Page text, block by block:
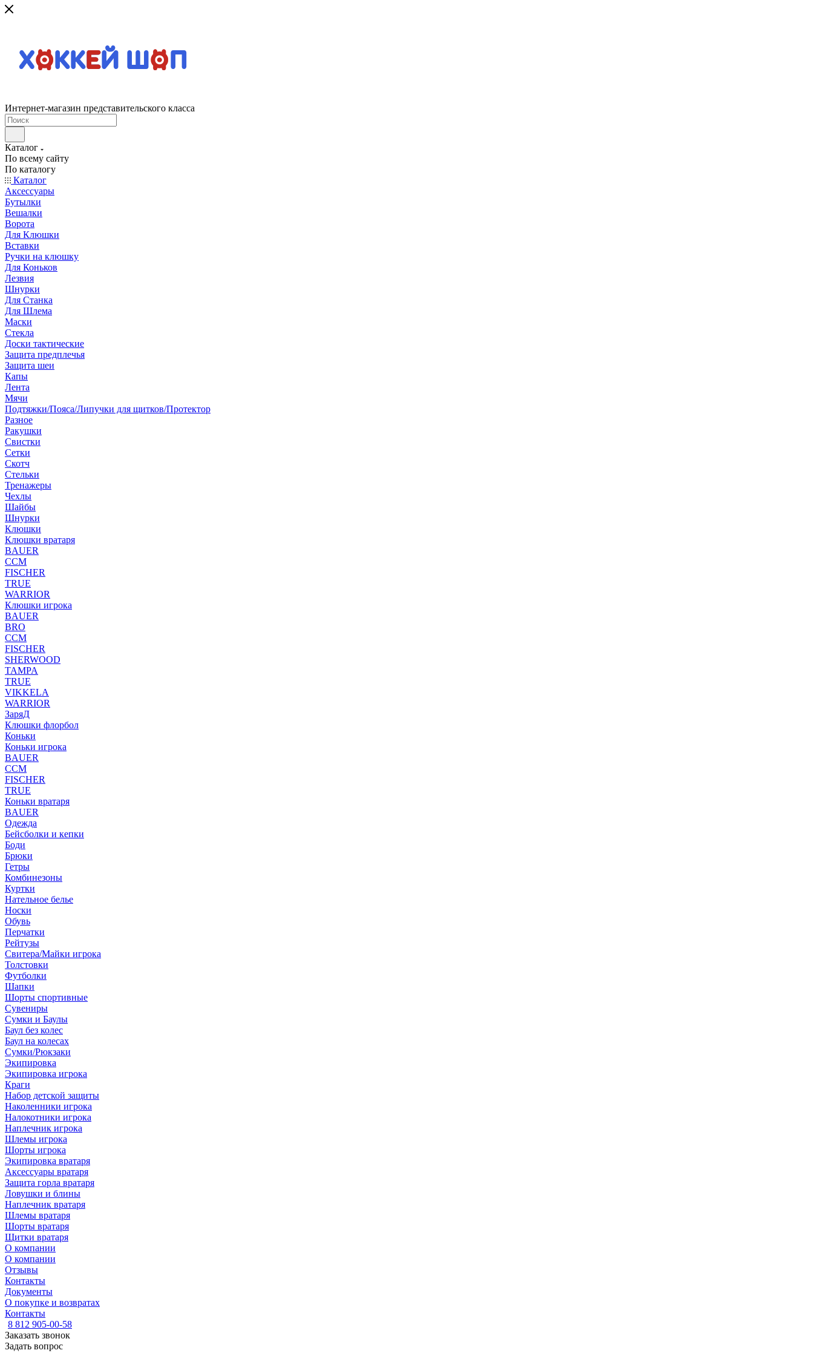
Интернет-магазин представительского класса
Каталог
По всему сайту
По каталогу
Каталог
Аксессуары
Бутылки
Вешалки
Ворота
Для Клюшки
Вставки
Ручки на клюшку
Для Коньков
Лезвия
Шнурки
Для Станка
Для Шлема
Маски
Стекла
Доски тактические
Защита предплечья
Защита шеи
Капы
Лента
Мячи
Подтяжки/Пояса/Липучки для щитков/Протектор
Разное
Ракушки
Свистки
Сетки
Скотч
Стельки
Тренажеры
Чехлы
Шайбы
Шнурки
Клюшки
Клюшки вратаря
BAUER
CCM
FISCHER
TRUE
WARRIOR
Клюшки игрока
BAUER
BRO
CCM
FISCHER
SHERWOOD
TAMPA
TRUE
VIKKELA
WARRIOR
ЗаряД
Клюшки флорбол
Коньки
Коньки игрока
BAUER
CCM
FISCHER
TRUE
Коньки вратаря
BAUER
Одежда
Бейсболки и кепки
Боди
Брюки
Гетры
Комбинезоны
Куртки
Нательное белье
Носки
Обувь
Перчатки
Рейтузы
Свитера/Майки игрока
Толстовки
Футболки
Шапки
Шорты спортивные
Сувениры
Сумки и Баулы
Баул без колес
Баул на колесах
Сумки/Рюкзаки
Экипировка
Экипировка игрока
Краги
Набор детской защиты
Наколенники игрока
Налокотники игрока
Наплечник игрока
Шлемы игрока
Шорты игрока
Экипировка вратаря
Аксессуары вратаря
Защита горла вратаря
Ловушки и блины
Наплечник вратаря
Шлемы вратаря
Шорты вратаря
Щитки вратаря
О компании
О компании
Отзывы
Контакты
Документы
О покупке и возвратах
Контакты
8 812 905-00-58
Заказать звонок
Задать вопрос